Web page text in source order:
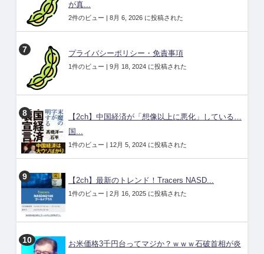
が真...
2件のビュー | 8月 6, 2026 に投稿された
プライバシーポリシー・免責事項
1件のビュー | 9月 18, 2024 に投稿された
【2ch】中国経済が「想像以上に悪化」している…
国...
1件のビュー | 12月 5, 2024 に投稿された
【2ch】最新のトレンド！Tracers NASD...
1件のビュー | 2月 16, 2025 に投稿された
お米価格3千円台ってマジか？ｗｗｗ石破首相が炎